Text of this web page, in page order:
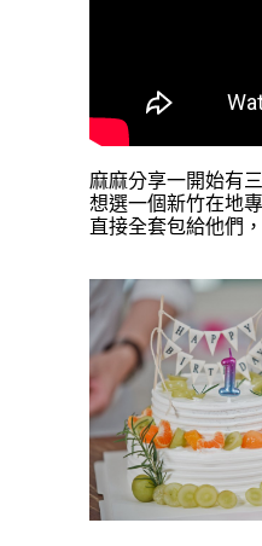
麻麻分享一開始有
想選一個新竹在地
直接全套包給他們